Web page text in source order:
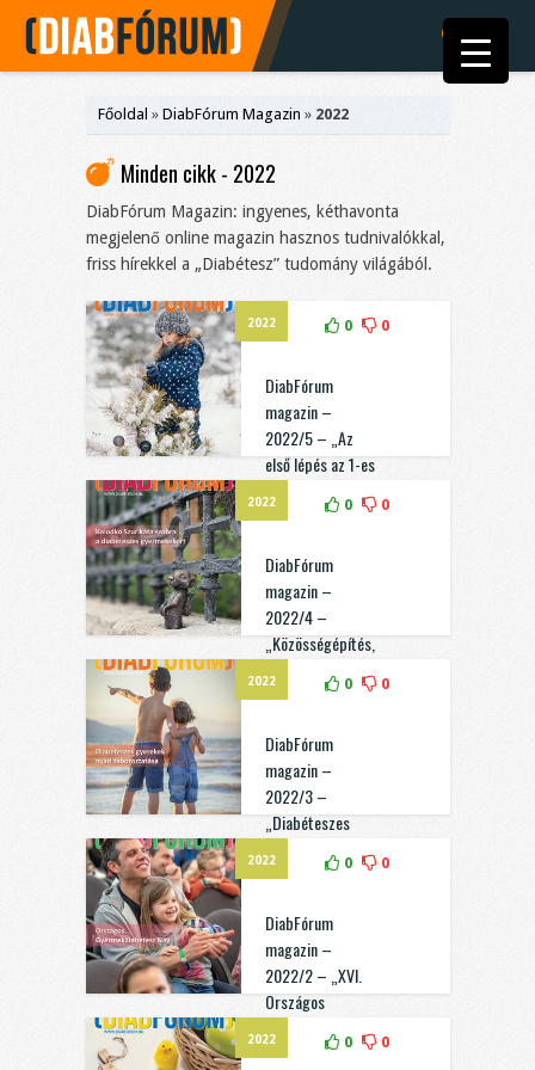
Főoldal » DiabFórum Magazin » 2022
Minden cikk - 2022
DiabFórum Magazin: ingyenes, kéthavonta
megjelenő online magazin hasznos tudnivalókkal,
friss hírekkel a „Diabétesz” tudomány világából.
2022 0 0
DiabFórum
magazin –
2022/5 – „Az
első lépés az 1-es
típusú diabétesz
kifejlődésének
2022 0 0
DiabFórum
magazin –
2022/4 –
„Közösségépítés,
ismeretterjesztés
Szurikáta-módra”
2022 0 0
DiabFórum
magazin –
2022/3 –
„Diabéteszes
táboroztatása”
2022 0 0
DiabFórum
magazin –
2022/2 – „XVI.
Országos
Gyermekdiabétesz
Nap”
2022 0 0